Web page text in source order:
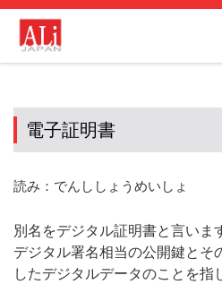
電子証明書
読み：でんししょうめいしょ
別名をデジタル証明書と言いま
デジタル署名相当の公開鍵とそ
したデジタルデータのことを指